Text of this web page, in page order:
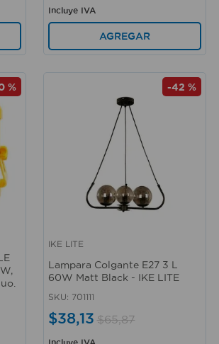
Incluye IVA
AGREGAR
% -42 %
Vista rápida
IKE LITE
Lampara Colgante E27 3 L
60W Matt Black - IKE LITE
SKU: 701111
$38,13 $65,87
Incluye IVA